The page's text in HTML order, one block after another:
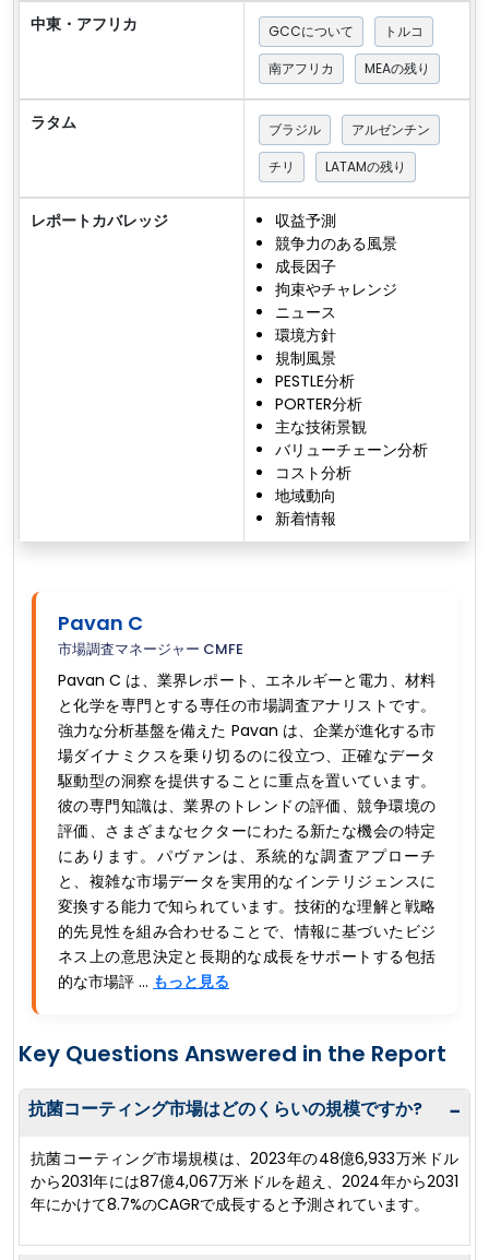
中東・アフリカ GCCについて
トルコ
南アフリカ
MEAの残り
ラタム ブラジル
アルゼンチン
チリ
LATAMの残り
レポートカバレッジ
収益予測
競争力のある風景
成長因子
拘束やチャレンジ
ニュース
環境方針
規制風景
PESTLE分析
PORTER分析
主な技術景観
バリューチェーン分析
コスト分析
地域動向
新着情報
Pavan C
市場調査マネージャー CMFE
Pavan C は、業界レポート、エネルギーと電力、材料
と化学を専門とする専任の市場調査アナリストです。
強力な分析基盤を備えた Pavan は、企業が進化する市
場ダイナミクスを乗り切るのに役立つ、正確なデータ
駆動型の洞察を提供することに重点を置いています。
彼の専門知識は、業界のトレンドの評価、競争環境の
評価、さまざまなセクターにわたる新たな機会の特定
にあります。パヴァンは、系統的な調査アプローチ
と、複雑な市場データを実用的なインテリジェンスに
変換する能力で知られています。技術的な理解と戦略
的先見性を組み合わせることで、情報に基づいたビジ
ネス上の意思決定と長期的な成長をサポートする包括
的な市場評 ... もっと見る
Key Questions Answered in the Report
抗菌コーティング市場はどのくらいの規模ですか? −
抗菌コーティング市場規模は、2023年の48億6,933万米ドル
から2031年には87億4,067万米ドルを超え、2024年から2031
年にかけて8.7%のCAGRで成長すると予測されています。